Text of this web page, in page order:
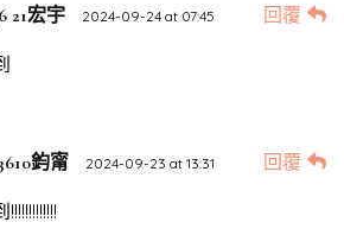
21宏宇 2024-09-24 at 07:45 回覆
鈞甯 2024-09-23 at 13:31 回覆